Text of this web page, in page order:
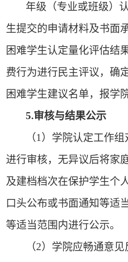
年级（专业或班级）
生提交的申请材料及书面
困难学生认定量化评估结
费行为进行民主评议，确
困难学生建议名单，报学
5.审核与结果公示
（1）学院认定工作
进行审核，无异议后将家
及建档档次在保护学生个
口头公布或书面通知等适
等适当范围内进行公示。
（2）学院应畅通意